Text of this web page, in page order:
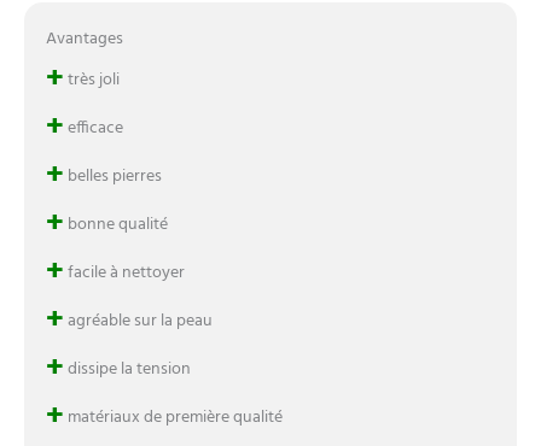
Avantages
+très joli
+efficace
+ belles pierres
+ bonne qualité
+facile à nettoyer
+agréable sur la peau
+dissipe la tension
+ matériaux de première qualité